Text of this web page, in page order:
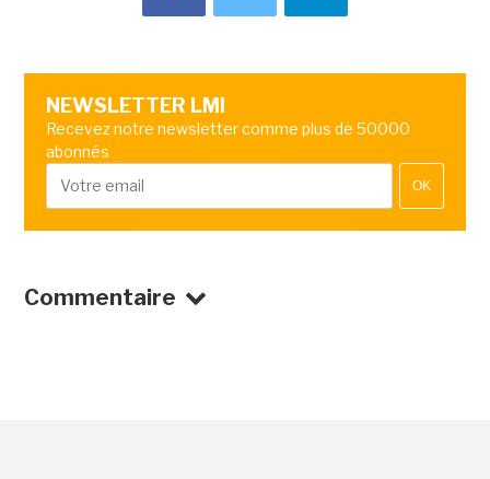
NEWSLETTER LMI
Recevez notre newsletter comme plus de 50000
abonnés
OK
Commentaire